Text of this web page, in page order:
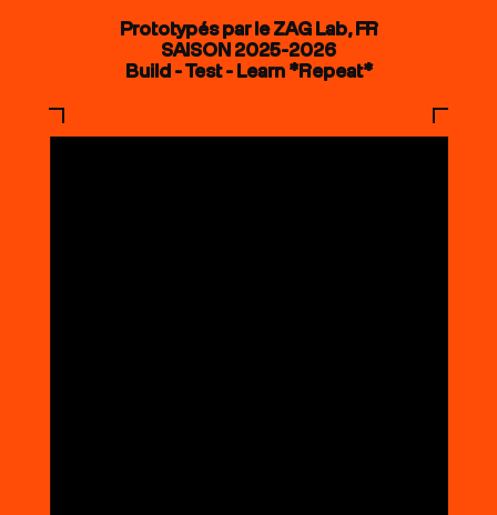
Prototypés par le ZAG Lab, FR
SAISON 2025-2026
Build - Test - Learn *Repeat*